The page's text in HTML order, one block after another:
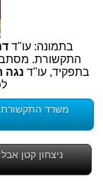
בתמונה: עו"ד
התקשורת.
בתפקיד, עו"ד נגה
משרד התקשורת
ניצחון קטן